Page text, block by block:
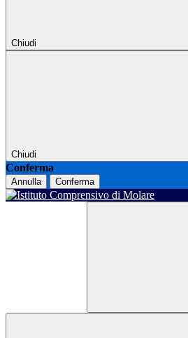
Chiudi
Chiudi
Conferma
Annulla Conferma